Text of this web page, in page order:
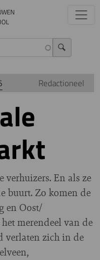
Redactioneel
En als ze
buurt. Zo komen de
en Oost/
merendeel van de
verlaten zich in de